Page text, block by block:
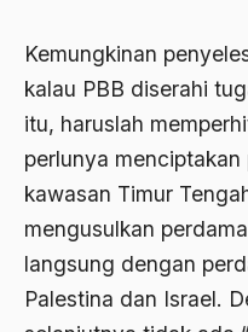
Kemungkinan
kalau PBB diserahi
itu, haruslah
perlunya
kawasan Timur
mengusulkan
langsung dengan
Palestina dan Israel.
1972
1971
Agama & Negara
Agama Asli
Agama Asli Indonesia
Agama dan Negara
Agama dan negaraa
Agama dan Pemerintah